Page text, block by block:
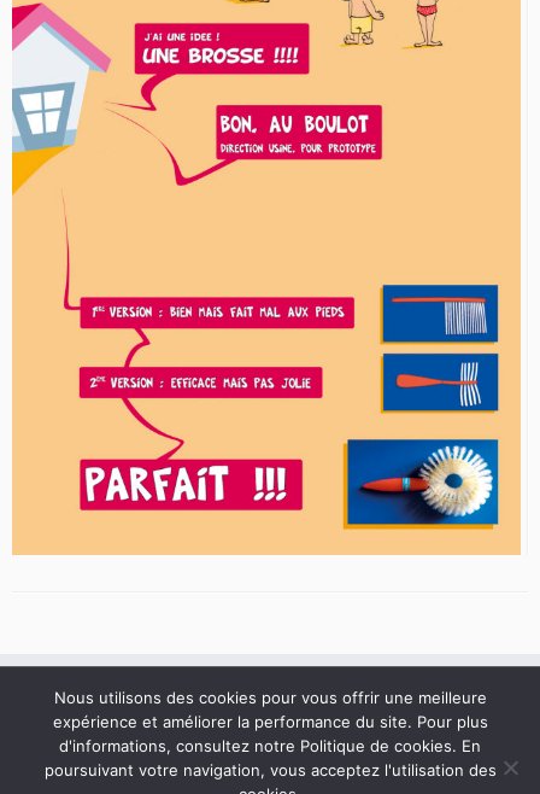
Conditions générales de vente
Politique de Confidentialité
Nous utilisons des cookies pour vous offrir une meilleure
expérience et améliorer la performance du site. Pour plus
d'informations, consultez notre Politique de cookies. En
poursuivant votre navigation, vous acceptez l'utilisation des